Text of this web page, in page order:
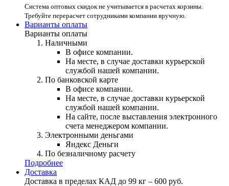
Система оптовых скидок не учитывается в расчетах корзины.
Требуйте перерасчет сотрудниками компании вручную.
Варианты оплаты
Варианты оплаты
Наличными
В офисе компании.
На месте, в случае доставки курьерской
службой нашей компании.
По банковской карте
В офисе компании.
На месте, в случае доставки курьерской
службой нашей компании.
На сайте, после выставления электронного
счета менеджером компании.
Электронными деньгами
Яндекс Деньги
По безналичному расчету
Подробнее
Доставка
Доставка в пределах КАД до 99 кг – 600 руб.